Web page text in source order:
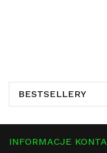
BESTSELLERY
INFORMACJE